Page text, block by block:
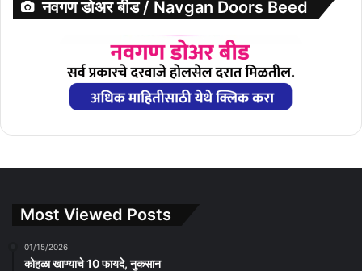
नवगण डोअर बीड / Navgan Doors Beed
Most Viewed Posts
01/15/2026
कोहळा खाण्याचे 10 फायदे, नुकसान